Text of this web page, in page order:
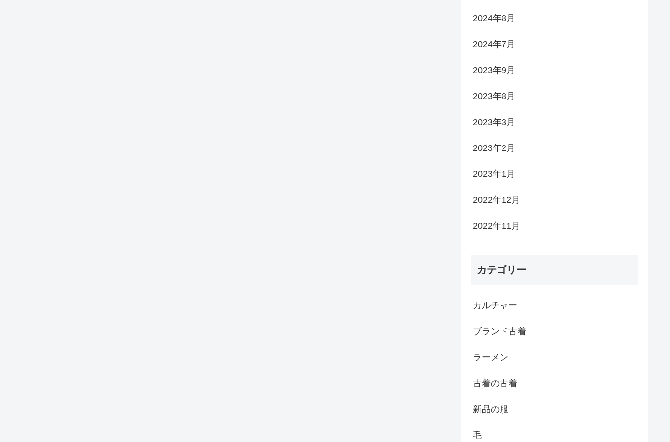
2024年8月
2024年7月
2023年9月
2023年8月
2023年3月
2023年2月
2023年1月
2022年12月
2022年11月
カテゴリー
カルチャー
ブランド古着
ラーメン
古着の古着
新品の服
毛